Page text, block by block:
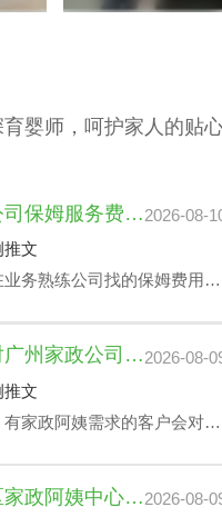
婴师，呵护家人的贴
广州家政公司保姆服务费用：工作时间延长加价吗？2026-08-
推文
务熟练公司找的保姆费用比
心性更高，相应的广州家政
用自然越高。
工作时间对广州家政公司住家价位的影响浅析2026-08-
推文
家政阿姨需求的客户会对多
增值服务平台。影响广州家
广州番禺区家政阿姨中心价钱：品牌声誉与实际服务水平2026-08-